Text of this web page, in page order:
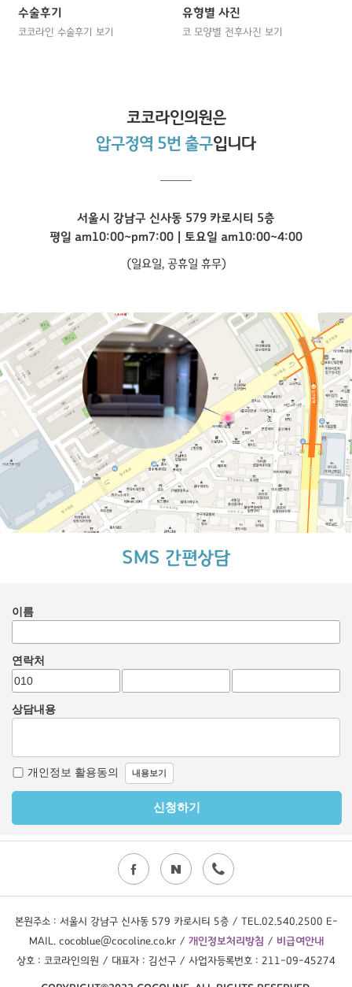
수술후기
코코라인 수술후기 보기
유형별 사진
코 모양별 전후사진 보기
코코라인의원은
압구정역 5번 출구입니다
서울시 강남구 신사동 579 카로시티 5층
평일 am10:00~pm7:00 | 토요일 am10:00~4:00
(일요일, 공휴일 휴무)
SMS 간편상담
본원주소 : 서울시 강남구 신사동 579 카로시티 5층 / TEL.02.540.2500 E-
MAIL. cocoblue@cocoline.co.kr / 개인정보처리방침 / 비급여안내
상호 : 코코라인의원 / 대표자 : 김선구 / 사업자등록번호 : 211-09-45274